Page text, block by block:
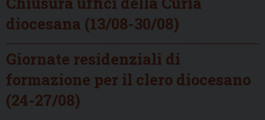
diocesana (13/08-30/08)
Giornate residenziali di
formazione per il clero diocesano
(24-27/08)